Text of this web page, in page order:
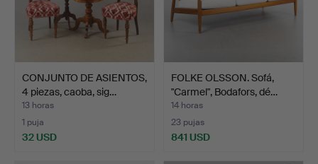
CONJUNTO DE ASIENTOS,
4 piezas, caoba, sig…
13 horas
1 puja
32 USD
FOLKE OLSSON. Sofá,
"Carmel", Bodafors, dé…
14 horas
23 pujas
841 USD